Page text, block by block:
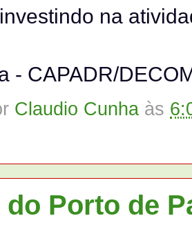
na
- CAPADR/
Claudio Cunha às
do Porto de